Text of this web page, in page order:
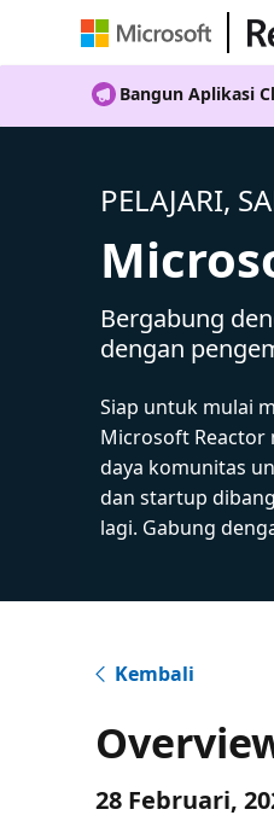
Bangun Aplikasi
PELAJARI,
Bergabung
dengan
Siap untuk mulai
Microsoft Reactor
daya komunitas
dan startup
lagi. Gabung
Kembali
28 Februari,